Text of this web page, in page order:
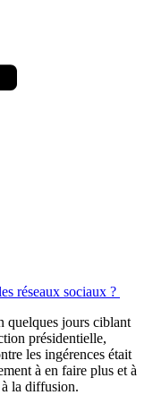
réseaux sociaux ?
quelques jours ciblant
présidentielle,
les ingérences était
à en faire plus et à
la diffusion.